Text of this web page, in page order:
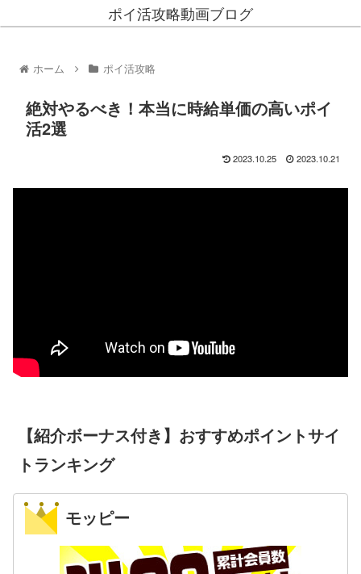
ポイ活攻略動画ブログ
ホーム ポイ活攻略
絶対やるべき！本当に時給単価の高いポイ
活2選
2023.10.25 2023.10.21
【紹介ボーナス付き】おすすめポイントサイ
トランキング
モッピー